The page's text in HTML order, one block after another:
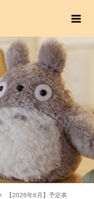
【2026年6月】予定表